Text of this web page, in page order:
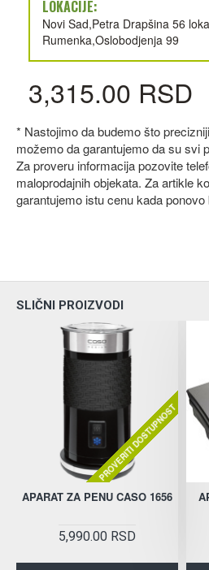
LOKACIJE:
Novi Sad,Petra Drapšina 56
Rumenka,Oslobodjenja 99
3,315.00 RSD
* Nastojimo da budemo što
možemo da garantujemo da su svi
Za proveru informacija pozovite
maloprodajnih objekata. Za artikle
garantujemo istu cenu kada ponovo
SLIČNI PROIZVODI
PROVERITI DOSTUPNOST
APARAT ZA PENU CASO 1656
5,990.00 RSD